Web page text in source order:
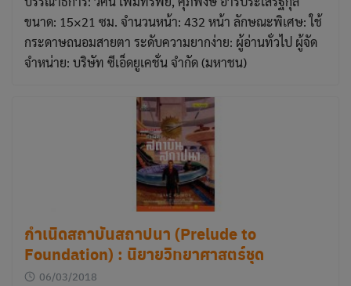
ขนาด: 15×21 ซม. จำนวนหน้า: 432 หน้า ลักษณะพิเศษ: ใช้
กระดาษถนอมสายตา ระดับความยากง่าย: ผู้อ่านทั่วไป ผู้จัด
จำหน่าย: บริษัท ซีเอ็ดยูเคชั่น จำกัด (มหาชน)
กำเนิดสถาบันสถาปนา (Prelude to
Foundation) : นิยายวิทยาศาสตร์ชุด
06/03/2018